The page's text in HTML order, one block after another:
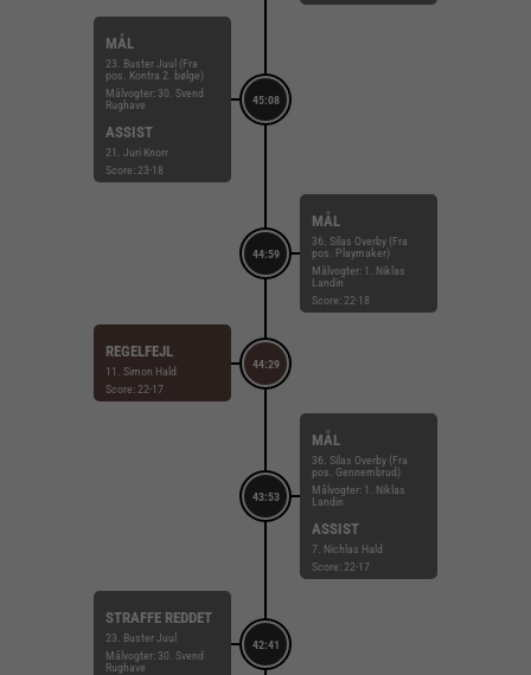
45:08
MÅL
23. Buster Juul (Fra
pos. Kontra 2. bølge)
Målvogter: 30. Svend
Rughave
ASSIST
21. Juri Knorr
Score: 23-18
44:59
MÅL
36. Silas Overby (Fra
pos. Playmaker)
Målvogter: 1. Niklas
Landin
Score: 22-18
44:29
REGELFEJL
11. Simon Hald
Score: 22-17
43:53
MÅL
36. Silas Overby (Fra
pos. Gennembrud)
Målvogter: 1. Niklas
Landin
ASSIST
7. Nichlas Hald
Score: 22-17
42:41
STRAFFE REDDET
23. Buster Juul
Målvogter: 30. Svend
Rughave